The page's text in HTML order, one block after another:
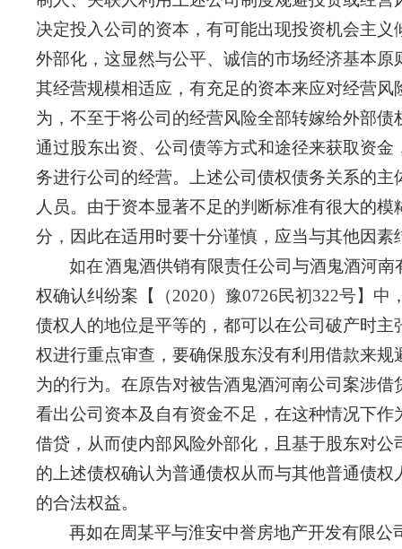
决定投入公司的资本，有可能出现投资机会主
外部化，这显然与公平、诚信的市场经济基本
其经营规模相适应，有充足的资本来应对经营
为，不至于将公司的经营风险全部转嫁给外部
通过股东出资、公司债等方式和途径来获取资
务进行公司的经营。上述公司债权债务关系的
人员。由于资本显著不足的判断标准有很大的
分，因此在适用时要十分谨慎，应当与其他因素
如在酒鬼酒供销有限责任公司与酒鬼酒河
权确认纠纷案【（2020） 豫0726民初322号】中
债权人的地位是平等的，都可以在公司破产时
权进行重点审查，要确保股东没有利用借款来
为的行为。在原告对被告酒鬼酒河南公司案涉
看出公司资本及自有资金不足，在这种情况下
借贷，从而使内部风险外部化，且基于股东对
的上述债权确认为普通债权从而与其他普通债
的合法权益。
再如在周某平与淮安中誉房地产开发有限公